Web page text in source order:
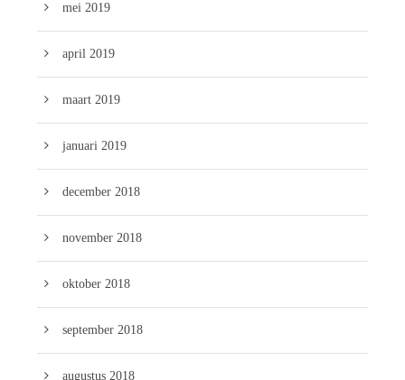
mei 2019
april 2019
maart 2019
januari 2019
december 2018
november 2018
oktober 2018
september 2018
augustus 2018